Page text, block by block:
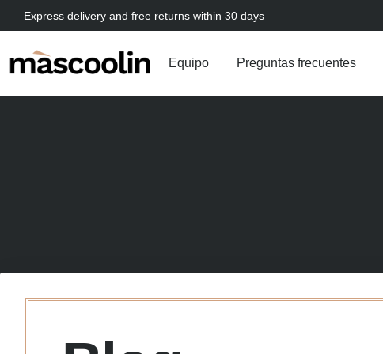
Express delivery and free returns within 30 days
Equipo Preguntas frecuentes